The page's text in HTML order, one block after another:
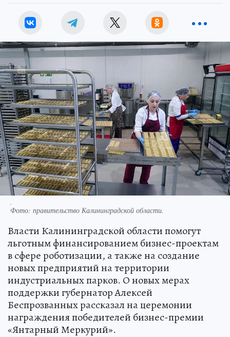
.
Фото: правительство Калининградской области.
Власти Калининградской области помогут
льготным финансированием бизнес-проектам
в сфере роботизации, а также на создание
новых предприятий на территории
индустриальных парков. О новых мерах
поддержки губернатор Алексей
Беспрозванных рассказал на церемонии
награждения победителей бизнес-премии
«Янтарный Меркурий».